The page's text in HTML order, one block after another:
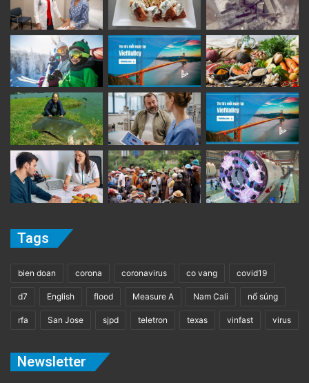
Tags
bien doan corona coronavirus co vang covid19
d7 English flood Measure A Nam Cali nổ súng
rfa San Jose sjpd teletron texas vinfast virus
Newsletter